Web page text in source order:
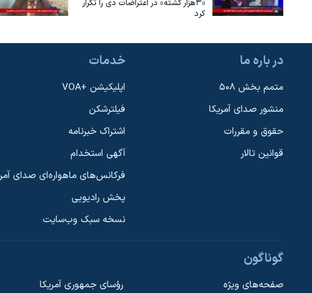
دنبال کنید
«۳هزار کشته» در اعتراضات دی را تکرار
کرد
در باره ما
متمم بخش ۵۰۸
منشور صدای آمریکا
حقوق و مقررات
قوانین تالار
خدمات
اپلیکیشن +VOA
فیلترشکن
اشتراک خبرنامه
آگهی استخدام
فرکانس‌های ماهواره‌ای صدای
پخش رادیویی
نسخه سبک وب‌سایت
گوناگون
صفحه‌های ویژه رؤسای جمهوری آمریکا